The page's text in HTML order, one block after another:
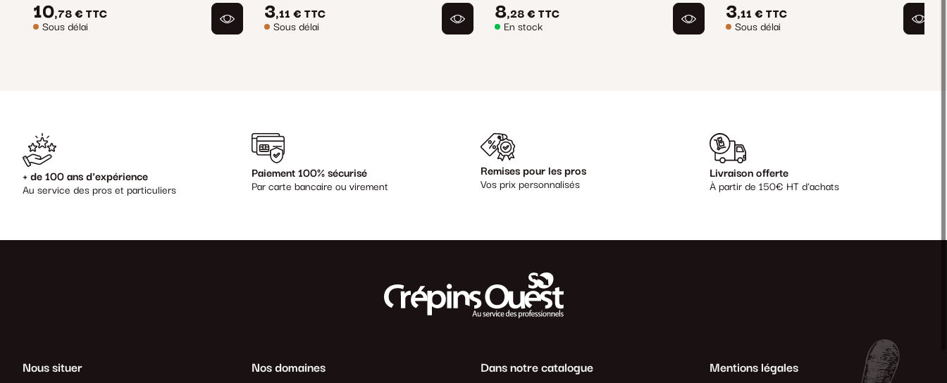
10,78 € TTC
Sous délai
3,11 € TTC
Sous délai
8,28 € TTC
En stock
3,11 € TTC
Sous délai
+ de 100 ans d'expérience
Au service des pros et particuliers
Paiement 100% sécurisé
Par carte bancaire ou virement
Remises pour les pros
Vos prix personnalisés
Livraison offerte
À partir de 150€ HT d'achats
Nous situer Nos domaines Dans notre catalogue Mentions légales